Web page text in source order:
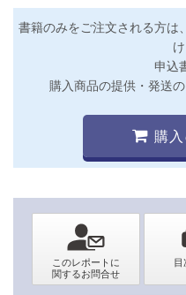
書籍のみをご注文される方は
申込
購入商品の提供・発送
購